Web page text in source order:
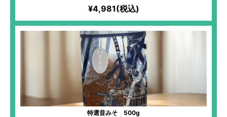
¥4,981(税込)
特選昔みそ 500g